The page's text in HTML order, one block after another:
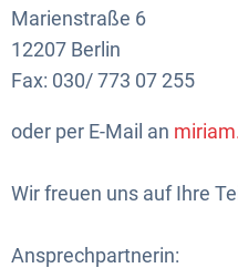
Marienstraße 6
12207 Berlin
Fax: 030/ 773 07 255
oder per E-Mail an
Wir freuen uns auf Ihre
Ansprechpartnerin: